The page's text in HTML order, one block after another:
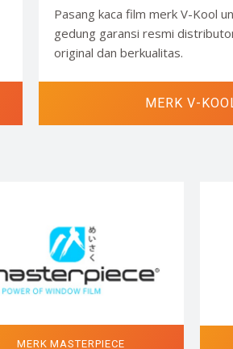
Pasang kaca film merk V-Kool
gedung garansi resmi
original dan berkualitas.
MERK V-
MERK MASTERPIECE